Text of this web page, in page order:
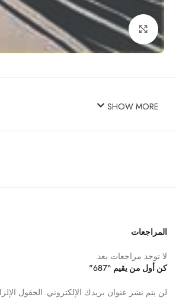
Click to enlarge
SHOW MORE
المراجعات
لا توجد مراجعات بعد.
كن أول من يقيم “687”
لن يتم نشر عنوان بريدك الإلكتروني. الحقول